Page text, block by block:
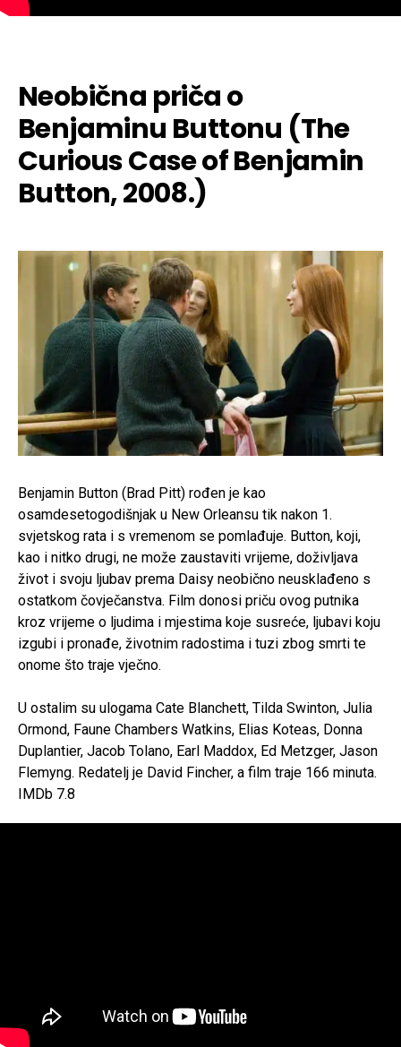
Neobična priča o
Benjaminu Buttonu (The
Curious Case of Benjamin
Button, 2008.)
Benjamin Button (Brad Pitt) rođen je kao
osamdesetogodišnjak u New Orleansu tik nakon 1.
svjetskog rata i s vremenom se pomlađuje. Button, koji,
kao i nitko drugi, ne može zaustaviti vrijeme, doživljava
život i svoju ljubav prema Daisy neobično neusklađeno s
ostatkom čovječanstva. Film donosi priču ovog putnika
kroz vrijeme o ljudima i mjestima koje susreće, ljubavi koju
izgubi i pronađe, životnim radostima i tuzi zbog smrti te
onome što traje vječno.
U ostalim su ulogama Cate Blanchett, Tilda Swinton, Julia
Ormond, Faune Chambers Watkins, Elias Koteas, Donna
Duplantier, Jacob Tolano, Earl Maddox, Ed Metzger, Jason
Flemyng. Redatelj je David Fincher, a film traje 166 minuta.
IMDb 7.8